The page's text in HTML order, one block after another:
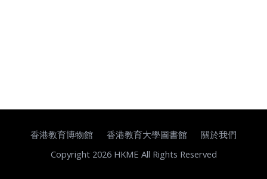
香港教育博物館 香港教育大學圖書館
關於我們
Copyright 2026 HKME All Rights Reserved